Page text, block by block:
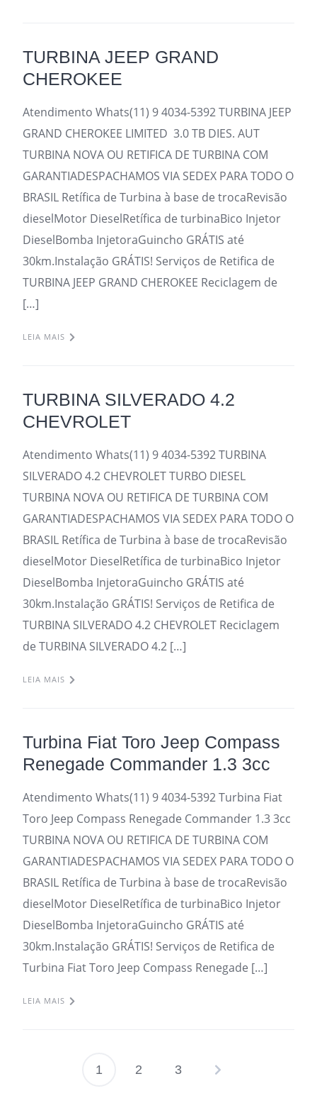
TURBINA JEEP GRAND
CHEROKEE
Atendimento Whats(11) 9 4034-5392 TURBINA JEEP
GRAND CHEROKEE LIMITED 3.0 TB DIES. AUT
TURBINA NOVA OU RETIFICA DE TURBINA COM
GARANTIADESPACHAMOS VIA SEDEX PARA TODO O
BRASIL Retífica de Turbina à base de trocaRevisão
dieselMotor DieselRetífica de turbinaBico Injetor
DieselBomba InjetoraGuincho GRÁTIS até
30km.Instalação GRÁTIS! Serviços de Retifica de
TURBINA JEEP GRAND CHEROKEE Reciclagem de
[…]
LEIA MAIS
TURBINA SILVERADO 4.2
CHEVROLET
Atendimento Whats(11) 9 4034-5392 TURBINA
SILVERADO 4.2 CHEVROLET TURBO DIESEL
TURBINA NOVA OU RETIFICA DE TURBINA COM
GARANTIADESPACHAMOS VIA SEDEX PARA TODO O
BRASIL Retífica de Turbina à base de trocaRevisão
dieselMotor DieselRetífica de turbinaBico Injetor
DieselBomba InjetoraGuincho GRÁTIS até
30km.Instalação GRÁTIS! Serviços de Retifica de
TURBINA SILVERADO 4.2 CHEVROLET Reciclagem
de TURBINA SILVERADO 4.2 […]
LEIA MAIS
Turbina Fiat Toro Jeep Compass
Renegade Commander 1.3 3cc
Atendimento Whats(11) 9 4034-5392 Turbina Fiat
Toro Jeep Compass Renegade Commander 1.3 3cc
TURBINA NOVA OU RETIFICA DE TURBINA COM
GARANTIADESPACHAMOS VIA SEDEX PARA TODO O
BRASIL Retífica de Turbina à base de trocaRevisão
dieselMotor DieselRetífica de turbinaBico Injetor
DieselBomba InjetoraGuincho GRÁTIS até
30km.Instalação GRÁTIS! Serviços de Retifica de
Turbina Fiat Toro Jeep Compass Renegade […]
LEIA MAIS
Paginação
1 2 3